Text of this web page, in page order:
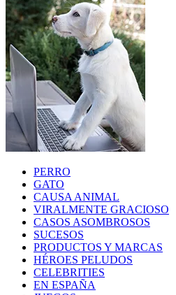
PERRO
GATO
CAUSA ANIMAL
VIRALMENTE GRACIOSO
CASOS ASOMBROSOS
SUCESOS
PRODUCTOS Y MARCAS
HÉROES PELUDOS
CELEBRITIES
EN ESPAÑA